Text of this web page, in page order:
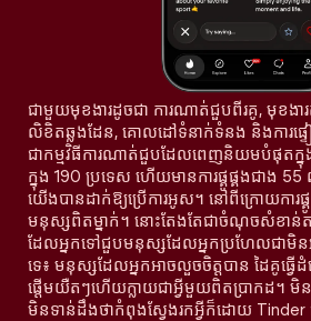
ជាមួយមុខងារដូចជា ការណាត់ជួបពីរគូ, មុខងារត
លិខិតឆ្លងដែន, គោលដៅទំនាក់ទំនង និងការផ្ទ
ជាកម្មវិធីការណាត់ជួបដែលពេញនិយមបំផុតក្
ក្នុង 190 ប្រទេស ហើយមានការផ្គូផ្គងជាង
យើងបានដាក់ឱ្យប្រើការអូស។ នៅពីក្រោយការ
មនុស្សពិតម្នាក់។ នោះតែងតែជាចំណុចសំខាន់ត
ដែលអ្នកទៅជួបមនុស្សដែលអ្នកប្រហែលជាមិន
ទេ៖ មនុស្សដែលអ្នកអាចលួចចិត្តបាន ដៃគូធ្វើ
ផ្តើមយឺតៗហើយក្លាយជាអ្វីមួយពិតប្រាកដ។ មិន
មិនទាន់ដឹងថាកំពុងស្វែងរកអ្វីក៏ដោយ Tinder